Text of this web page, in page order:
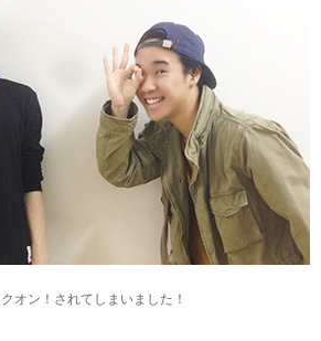
オン！されてしまいました！